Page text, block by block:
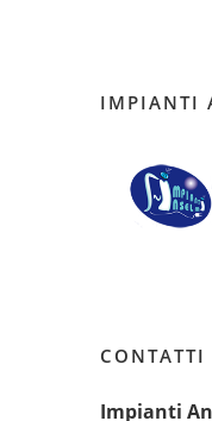
IMPIANTI
CONTATTI
Impianti